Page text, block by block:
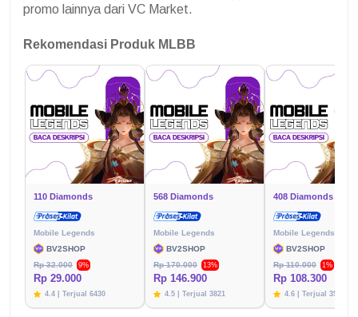
promo lainnya dari VC Market.
Rekomendasi Produk MLBB
110 Diamonds
Mobile Legends
BV2SHOP
Rp 32.000
9%
Rp 29.000
4.4 | Terjual 6430
568 Diamonds
Mobile Legends
BV2SHOP
Rp 170.000
13%
Rp 146.900
4.5 | Terjual 3821
408 Diamonds
Mobile Legends
BV2SHOP
Rp 110.000
1%
Rp 108.300
4.6 | Terjual 3576